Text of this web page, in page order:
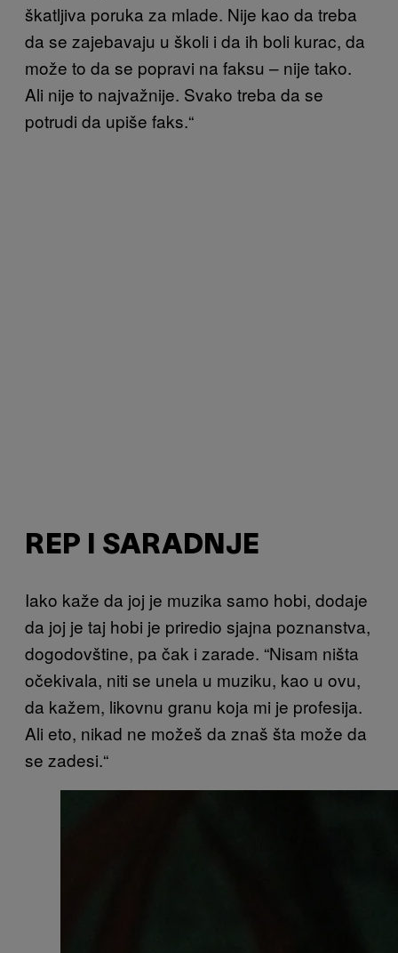
škatljiva poruka za mlade. Nije kao da treba
da se zajebavaju u školi i da ih boli kurac, da
može to da se popravi na faksu – nije tako.
Ali nije to najvažnije. Svako treba da se
potrudi da upiše faks.“
REP I SARADNJE
Iako kaže da joj je muzika samo hobi, dodaje
da joj je taj hobi je priredio sjajna poznanstva,
dogodovštine, pa čak i zarade. “Nisam ništa
očekivala, niti se unela u muziku, kao u ovu,
da kažem, likovnu granu koja mi je profesija.
Ali eto, nikad ne možeš da znaš šta može da
se zadesi.“